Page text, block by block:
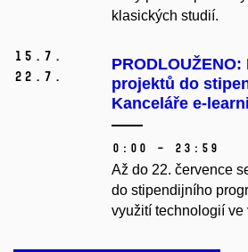
klasických studií.
15. 7.
22. 7.
projektů do
Kanceláře e-
0:00 – 23:59
Až do 22. července
do stipendijního
využití technologií ve